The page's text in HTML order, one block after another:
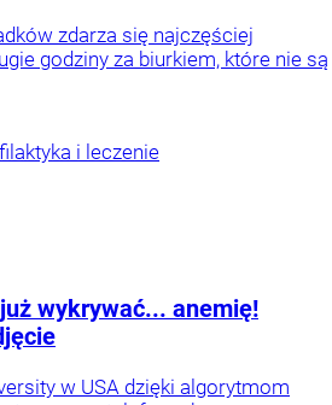
zdarza się najczęściej
godziny za biurkiem, które nie są
i leczenie
wykrywać... anemię!
w USA dzięki algorytmom